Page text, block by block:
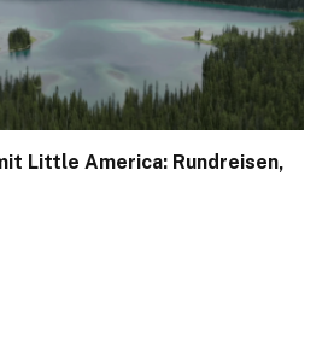
Little America: Rundreisen,